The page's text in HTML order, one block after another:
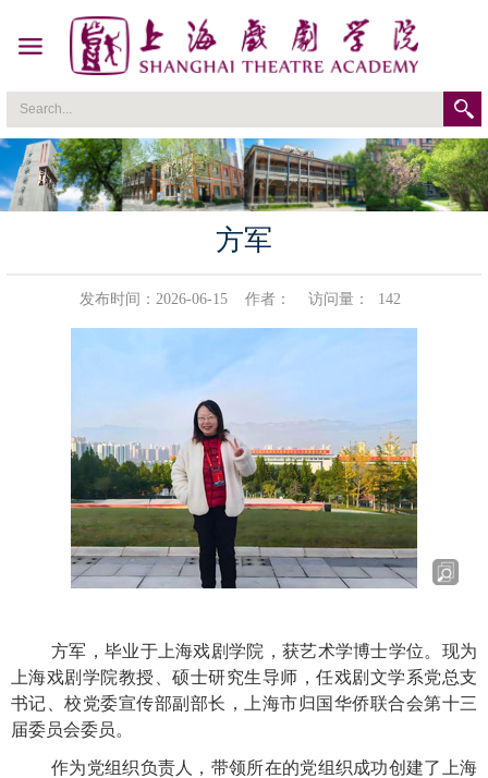
方军
发布时间：2026-06-15 作者： 访问量： 142
方军， 毕业于上海戏剧学院，获艺术学博士学位。现为
上海戏剧学院教授、硕士研究生导师，任戏剧文学系党总支
书记、校党委宣传部副部长，上海市归国华侨联合会第十三
届委员会委员。
作为党组织负责人，带领所在的党组织成功创建了上海